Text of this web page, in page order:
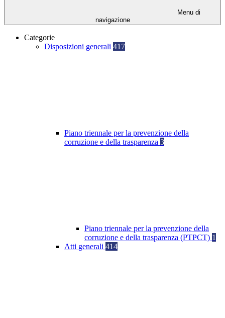
Menu di
navigazione
Categorie
Disposizioni generali 417
Piano triennale per la prevenzione della
corruzione e della trasparenza 3
Piano triennale per la prevenzione della
corruzione e della trasparenza (PTPCT) 1
Atti generali 414